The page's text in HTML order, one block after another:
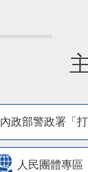
內政部警政署「打
人民團體專區